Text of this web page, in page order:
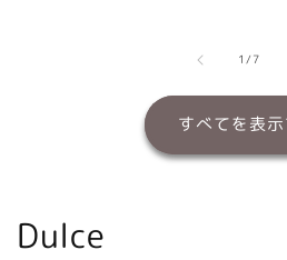
格
1/の
7
すべてを表
Dulce